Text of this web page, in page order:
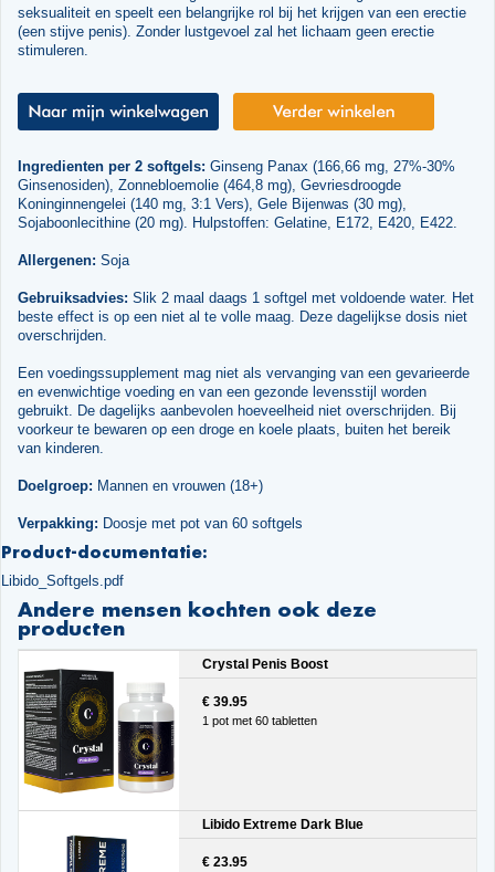
seksualiteit en speelt een belangrijke rol bij het krijgen van een erectie
(een stijve penis). Zonder lustgevoel zal het lichaam geen erectie
stimuleren.
Ingredienten per 2 softgels: Ginseng Panax (166,66 mg, 27%-30%
Ginsenosiden), Zonnebloemolie (464,8 mg), Gevriesdroogde
Koninginnengelei (140 mg, 3:1 Vers), Gele Bijenwas (30 mg),
Sojaboonlecithine (20 mg). Hulpstoffen: Gelatine, E172, E420, E422.
Allergenen: Soja
Gebruiksadvies: Slik 2 maal daags 1 softgel met voldoende water. Het
beste effect is op een niet al te volle maag. Deze dagelijkse dosis niet
overschrijden.
Een voedingssupplement mag niet als vervanging van een gevarieerde
en evenwichtige voeding en van een gezonde levensstijl worden
gebruikt. De dagelijks aanbevolen hoeveelheid niet overschrijden. Bij
voorkeur te bewaren op een droge en koele plaats, buiten het bereik
van kinderen.
Doelgroep: Mannen en vrouwen (18+)
Verpakking: Doosje met pot van 60 softgels
Product-documentatie:
Libido_Softgels.pdf
Andere mensen kochten ook deze
producten
Crystal Penis Boost
€ 39.95
1 pot met 60 tabletten
Libido Extreme Dark Blue
€ 23.95